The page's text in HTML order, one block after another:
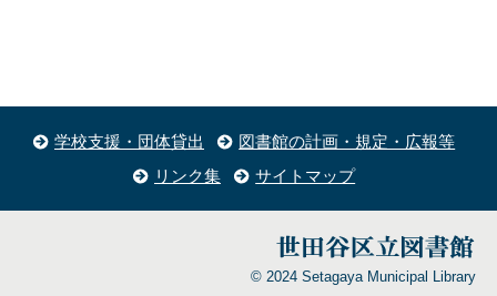
学校支援・団体貸出
図書館の計画・規定・広報等
リンク集
サイトマップ
© 2024 Setagaya Municipal Library